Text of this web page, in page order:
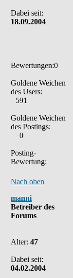
Dabei seit:
18.09.2004
Bewertungen:0
Goldene Weichen
des Users:
591
Goldene Weichen
des Postings:
0
Posting-
Bewertung:
Nach oben
manni
Betreiber des
Forums
Alter: 47
Dabei seit:
04.02.2004